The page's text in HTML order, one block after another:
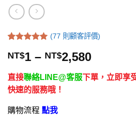
/ 5，已有
評分
(77 則顧客評價)
NT$1 – NT$2,580
直接聯絡LINE@客服下單，立即享
快速的服務哦！
購物流程 點我